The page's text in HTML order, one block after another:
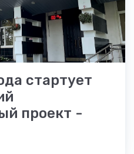
стартует
проект -